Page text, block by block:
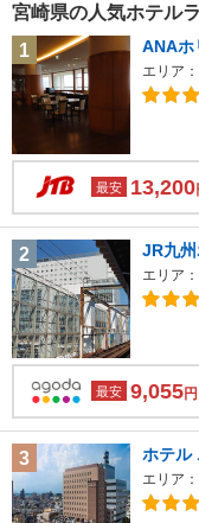
宮崎県の人気ホテル
1
ANAホ
エリア：
最安 13,200
2 JR九
エリア：
最安 9,055
3 ホテル
エリア：